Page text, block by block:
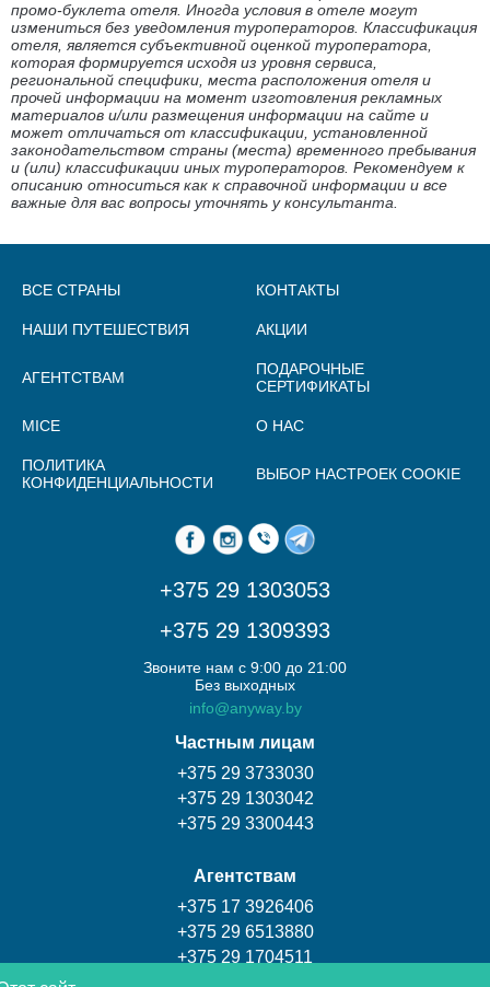
промо-буклета отеля. Иногда условия в отеле могут
измениться без уведомления туроператоров. Классификация
отеля, является субъективной оценкой туроператора,
которая формируется исходя из уровня сервиса,
региональной специфики, места расположения отеля и
прочей информации на момент изготовления рекламных
материалов и/или размещения информации на сайте и
может отличаться от классификации, установленной
законодательством страны (места) временного пребывания
и (или) классификации иных туроператоров. Рекомендуем к
описанию относиться как к справочной информации и все
важные для вас вопросы уточнять у консультанта.
ВСЕ СТРАНЫ КОНТАКТЫ
НАШИ ПУТЕШЕСТВИЯ АКЦИИ
АГЕНТСТВАМ
ПОДАРОЧНЫЕ
СЕРТИФИКАТЫ
MICE О НАС
ПОЛИТИКА
КОНФИДЕНЦИАЛЬНОСТИ
ВЫБОР НАСТРОЕК COOKIE
+375 29 1303053
+375 29 1309393
Звоните нам с 9:00 до 21:00
Без выходных
info@anyway.by
Частным лицам
+375 29 3733030
+375 29 1303042
+375 29 3300443
Агентствам
+375 17 3926406
+375 29 6513880
+375 29 1704511